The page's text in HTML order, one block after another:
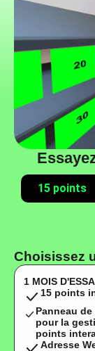
15 points
Choisissez
1 MOIS
15 points
Panneau
pour la
points
Adresse